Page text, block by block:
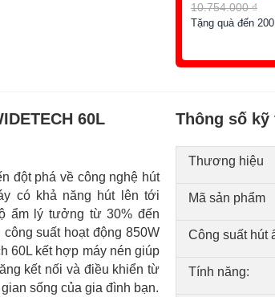
10.754.000 ₫
Tặng quà đến
60L
đột phá về công nghệ hút
có khả năng hút lên tới
ẩm lý tưởng từ 30% đến
suất hoạt động 850W
60L kết hợp máy nén giúp
kết nối và điều khiển từ
sống của gia đình bạn.
Thông số kỹ
Thương hiệu
Mã sản phẩm
Công suất hút
Tính năng: